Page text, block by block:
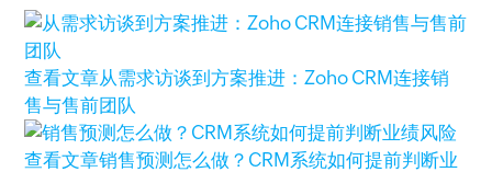
查看文章从需求访谈到方案推进：Zoho CRM连接销
售与售前团队
查看文章销售预测怎么做？CRM系统如何提前判断业